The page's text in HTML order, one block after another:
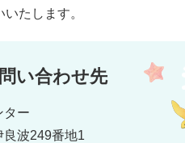
たします。
い合わせ先
ター
良波249番地1